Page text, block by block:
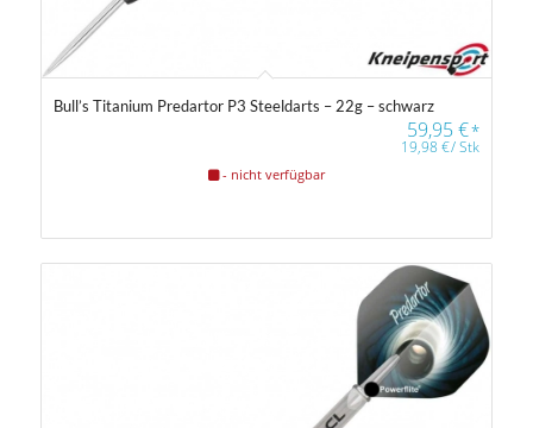
Bull’s Titanium Predartor P3 Steeldarts – 22g – schwarz
59,95€*
19,98€/Stk
- nicht verfügbar